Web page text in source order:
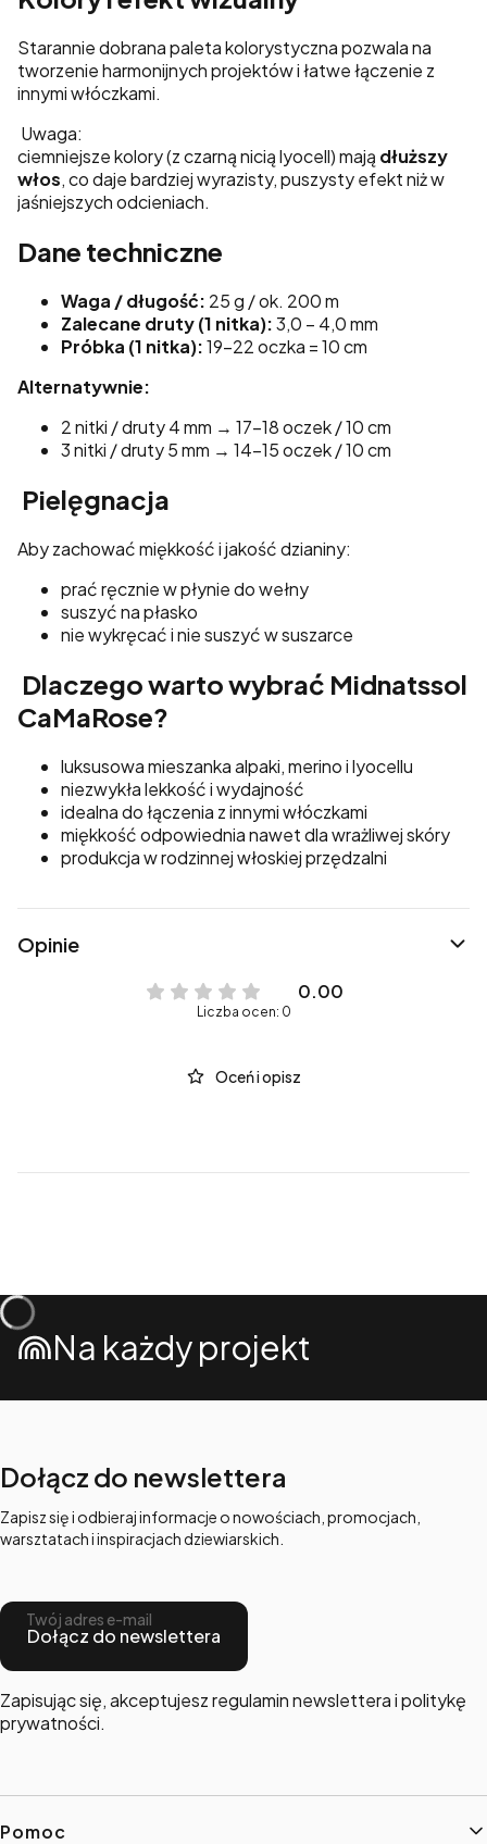
Starannie dobrana paleta kolorystyczna pozwala na
tworzenie harmonijnych projektów i łatwe łączenie z
innymi włóczkami.
Uwaga:
ciemniejsze kolory (z czarną nicią lyocell) mają dłuższy
włos, co daje bardziej wyrazisty, puszysty efekt niż w
jaśniejszych odcieniach.
Dane techniczne
Waga / długość: 25 g / ok. 200 m
Zalecane druty (1 nitka):3,0 – 4,0 mm
Próbka (1 nitka):19–22 oczka = 10 cm
Alternatywnie:
2 nitki / druty 4 mm → 17–18 oczek / 10 cm
3 nitki / druty 5 mm → 14–15 oczek / 10 cm
Pielęgnacja
Aby zachować miękkość i jakość dzianiny:
prać ręcznie w płynie do wełny
suszyć na płasko
nie wykręcać i nie suszyć w suszarce
Dlaczego warto wybrać Midnatssol
CaMaRose?
luksusowa mieszanka alpaki, merino i lyocellu
niezwykła lekkość i wydajność
idealna do łączenia z innymi włóczkami
miękkość odpowiednia nawet dla wrażliwej skóry
produkcja w rodzinnej włoskiej przędzalni
Opinie
0.00
Liczba ocen: 0
Oceń i opisz
Na każdy projekt
Dołącz do newslettera
Zapisz się i odbieraj informacje o nowościach, promocjach,
warsztatach i inspiracjach dziewiarskich.
Twój adres e-mail
Dołącz do newslettera
Zapisując się, akceptujesz regulamin newslettera i politykę
prywatności.
Linki w stopce
Pomoc